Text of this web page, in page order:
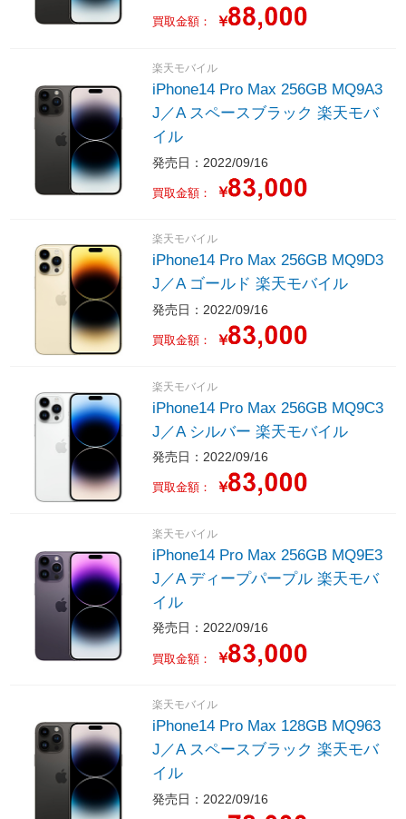
買取金額： ￥
楽天モバイル
iPhone14 Pro Max 256GB MQ9A3
J／A スペースブラック 楽天モバ
イル
発売日：2022/09/16
買取金額： ￥
楽天モバイル
iPhone14 Pro Max 256GB MQ9D3
J／A ゴールド 楽天モバイル
発売日：2022/09/16
買取金額： ￥
楽天モバイル
iPhone14 Pro Max 256GB MQ9C3
J／A シルバー 楽天モバイル
発売日：2022/09/16
買取金額： ￥
楽天モバイル
iPhone14 Pro Max 256GB MQ9E3
J／A ディープパープル 楽天モバ
イル
発売日：2022/09/16
買取金額： ￥
楽天モバイル
iPhone14 Pro Max 128GB MQ963
J／A スペースブラック 楽天モバ
イル
発売日：2022/09/16